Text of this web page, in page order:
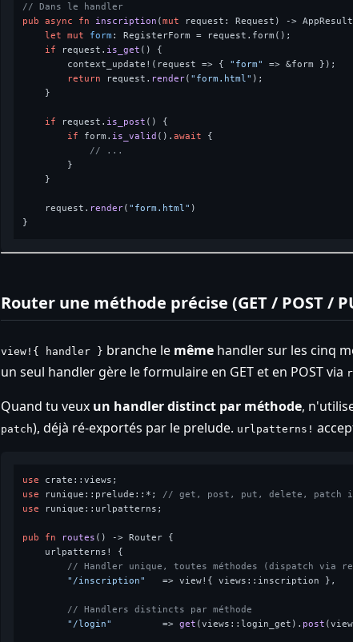
// Dans le handler
pub
async fn inscription (mut request: Request) ->
let
mut form : RegisterForm = request.form();
if request. is_get () {
        context_update!(request => {
"form"
=> &form });
return request. render( "form.html" );
    }
if request. is_post () {
if form. is_valid (). await {
// ...
        }
    }
    request.
render( "form.html" )
Router une méthode précise (GET / POST /
view!{ handler } branche le mêmehandler sur les cinq
un seul handler gère le formulaire en GET et en POST via
Quand tu veux un handler distinct par méthode,
patch), déjà ré-exportés par le prelude. urlpatterns!
use
use runique::prelude::*; // get, post, put, delete, patch
use runique::urlpatterns;
pub fn routes () -> Router {
    urlpatterns! {
// Handler unique, toutes méthodes (dispatch via
"/inscription"
=> view!{ views::inscription },
// Handlers distincts par méthode
"/login"
         =>
get (views::login_get). post